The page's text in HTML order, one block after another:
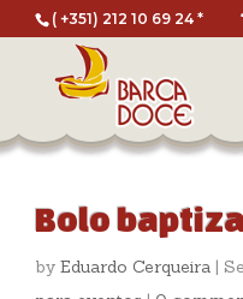
( +351) 212 10 69 24 *
Bolo
byEduardo Cerqueira |